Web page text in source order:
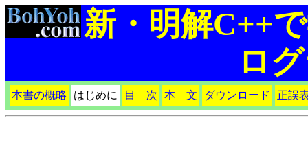
新・明解C++
ロ
本書の概略 はじめに 目 次 本 文 ダウンロード 正誤